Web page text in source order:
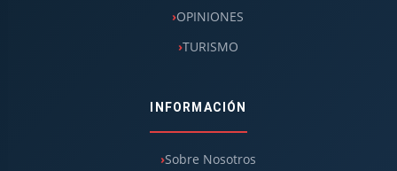
OPINIONES
TURISMO
INFORMACIÓN
Sobre Nosotros